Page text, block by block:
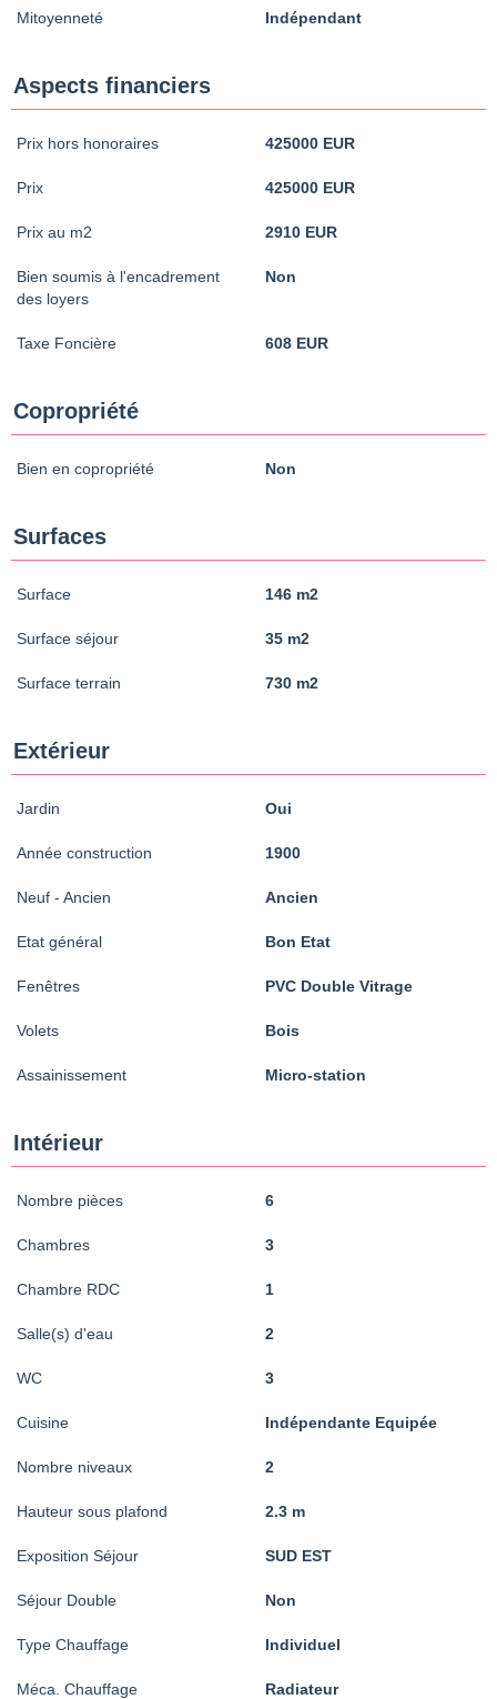
Mitoyenneté Indépendant
Aspects financiers
Prix hors honoraires 425000 EUR
Prix 425000 EUR
Prix au m2 2910 EUR
Bien soumis à l'encadrement
des loyers
Non
Taxe Foncière 608 EUR
Copropriété
Bien en copropriété Non
Surfaces
Surface 146 m2
Surface séjour 35 m2
Surface terrain 730 m2
Extérieur
Jardin Oui
Année construction 1900
Neuf - Ancien Ancien
Etat général Bon Etat
Fenêtres PVC Double Vitrage
Volets Bois
Assainissement Micro-station
Intérieur
Nombre pièces 6
Chambres 3
Chambre RDC 1
Salle(s) d'eau 2
WC 3
Cuisine Indépendante Equipée
Nombre niveaux 2
Hauteur sous plafond 2.3 m
Exposition Séjour SUD EST
Séjour Double Non
Type Chauffage Individuel
Méca. Chauffage Radiateur